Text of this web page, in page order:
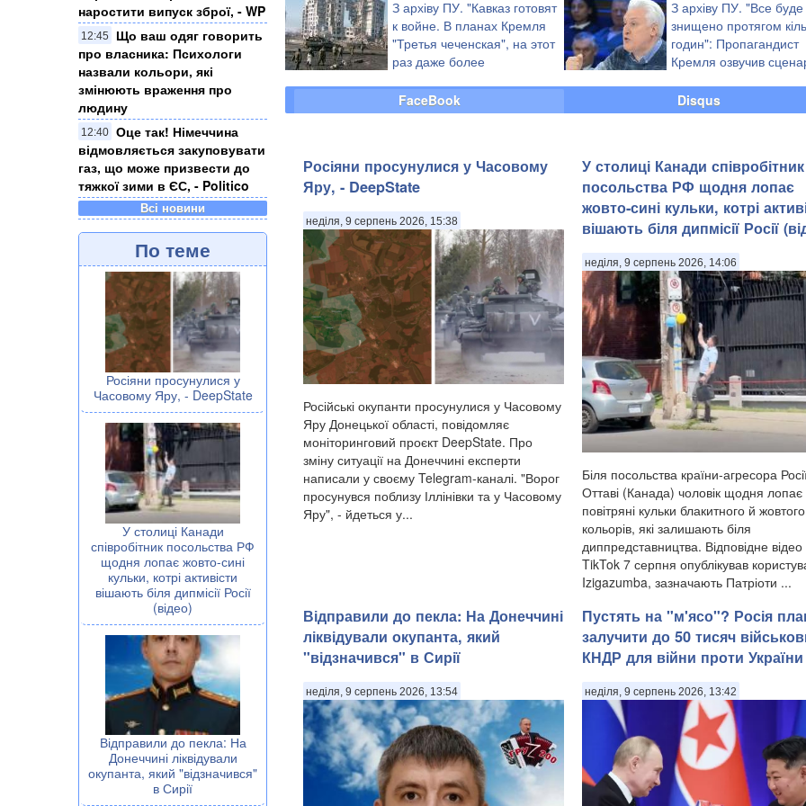
наростити випуск зброї, - WP
12:45
Що ваш одяг говорить
про власника: Психологи
назвали кольори, які
змінюють враження про
людину
12:40 Оце так! Німеччина
відмовляється закуповувати
газ, що може призвести до
тяжкої зими в ЄС, - Politico
Всі новини
По теме
Росіяни просунулися у
Часовому Яру, - DeepState
У столиці Канади
співробітник посольства РФ
щодня лопає жовто-сині
кульки, котрі активісти
вішають біля дипмісії Росії
(відео)
Відправили до пекла: На
Донеччині ліквідували
окупанта, який "відзначився"
в Сирії
"Градами" с территории РФ", - блогер
З архіву ПУ. "Кавказ готовят
к войне. В планах Кремля
"Третья чеченская", на этот
раз даже более
З архіву ПУ. "Все буде
знищено протягом
годин": Пропагандист
Кремля озвучив
FaceBook
Disqus
Росіяни просунулися у Часовому
Яру, - DeepState
неділя, 9 серпень 2026, 15:38
Російські окупанти просунулися у Часовому
Яру Донецької області, повідомляє
моніторинговий проєкт DeepState. Про
зміну ситуації на Донеччині експерти
написали у своєму Telegram-каналі. "Ворог
просунувся поблизу Іллінівки та у Часовому
Яру", - йдеться у...
У столиці Канади співробітник
посольства РФ щодня лопає
жовто-сині кульки, котрі
вішають біля дипмісії Росії
неділя, 9 серпень 2026, 14:06
Біля посольства країни-агресора
Оттаві (Канада) чоловік щодня лопає
повітряні кульки блакитного й жовтого
кольорів, які залишають біля
диппредставництва. Відповідне відео
TikTok 7 серпня опублікував
Izigazumba, зазначають Патріоти ...
Відправили до пекла: На Донеччині
ліквідували окупанта, який
"відзначився" в Сирії
неділя, 9 серпень 2026, 13:54
Пустять на "м'ясо"? Росія
залучити до 50 тисяч
КНДР для війни проти України
неділя, 9 серпень 2026, 13:42